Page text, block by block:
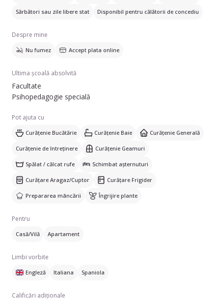
Sărbători sau zile libere stat Disponibil pentru călătorii de concediu
Despre mine
Nu fumez Accept plata online
Ultima școală absolvită
Facultate
Psihopedagogie specială
Pot ajuta cu
Curățenie Bucătărie Curățenie Baie Curățenie Generală
Curățenie de întreținere Curățenie Geamuri
Spălat / călcat rufe Schimbat așternuturi
Curățare Aragaz/Cuptor Curățare Frigider
Prepararea mâncării Îngrijire plante
Pentru
Casă/Vilă Apartament
Limbi vorbite
Engleză Italiana Spaniola
Calificări adiționale